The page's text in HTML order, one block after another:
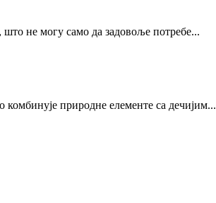
не могу само да задовоље потребе...
природне елементе са дечијим...